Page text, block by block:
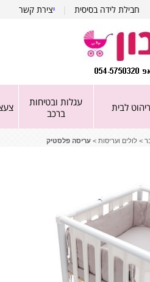
חבילת לידה בסיסית יצירת קשר
ריהוט לבית
עגלות ובטיחות
ברכב
> לולים ועריסות > עריסה פלסטיק